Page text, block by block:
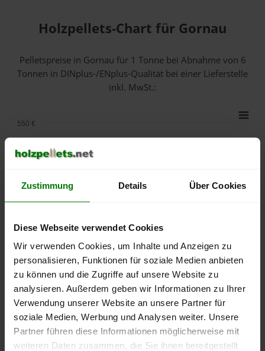
Zustimmung Details Über Cookies
Diese Webseite verwendet Cookies
Wir verwenden Cookies, um Inhalte und Anzeigen zu
personalisieren, Funktionen für soziale Medien anbieten
zu können und die Zugriffe auf unsere Website zu
analysieren. Außerdem geben wir Informationen zu Ihrer
Verwendung unserer Website an unsere Partner für
soziale Medien, Werbung und Analysen weiter. Unsere
Partner führen diese Informationen möglicherweise mit
weiteren Daten zusammen, die Sie ihnen bereitgestellt
Holzpellets-Chart für Gornau
Pelletspreise in Gornau für 1 Tonne bei Abnahmevon 6
Tonnen in DINplus-/ENplus-Qualität bei einer Lieferstelle
inkl. MwSt.:
lose Ware Sackware
2025
Januar
2026
2026
250 €
300 €
350 €
500 €
550 €
Die aktuelle Preisentwicklung für Holzpellets in Deutschland